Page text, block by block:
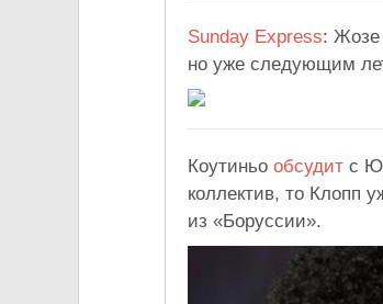
Sunday Express: Жозе
но уже следующим
Коутиньо обсудит с
коллектив, то Клопп
из «Боруссии».